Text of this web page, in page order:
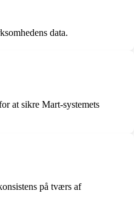
data.
at sikre Mart-systemets
på tværs af